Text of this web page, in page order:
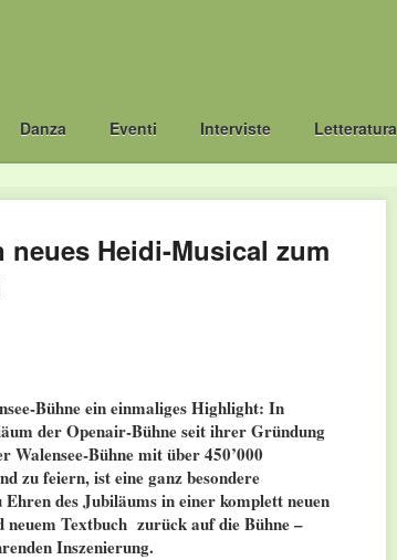
Danza Eventi Interviste Letteratura
neues Heidi-Musical zum
Bühne ein einmaliges Highlight: In
der Openair-Bühne seit ihrer Gründung
Walensee-Bühne mit über 450’000
zu feiern, ist eine ganz besondere
des Jubiläums in einer komplett neuen
Textbuch zurück auf die Bühne –
Inszenierung.